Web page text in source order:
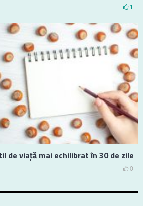
1
de viață mai echilibrat în 30 de zile
0